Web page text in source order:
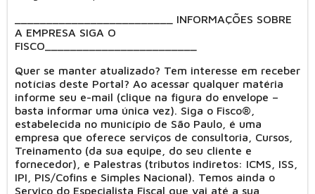
_________________________ INFORMAÇÕES SOBRE
A EMPRESA SIGA O
FISCO________________________
Quer se manter atualizado? Tem interesse em receber
notícias deste Portal? Ao acessar qualquer matéria
informe seu e-mail (clique na figura do envelope –
basta informar uma única vez). Siga o Fisco®,
estabelecida no município de São Paulo, é uma
empresa que oferece serviços de consultoria, Cursos,
Treinamento (da sua equipe, do seu cliente e
fornecedor), e Palestras (tributos indiretos: ICMS, ISS,
IPI, PIS/Cofins e Simples Nacional). Temos ainda o
Serviço do Especialista Fiscal que vai até a sua